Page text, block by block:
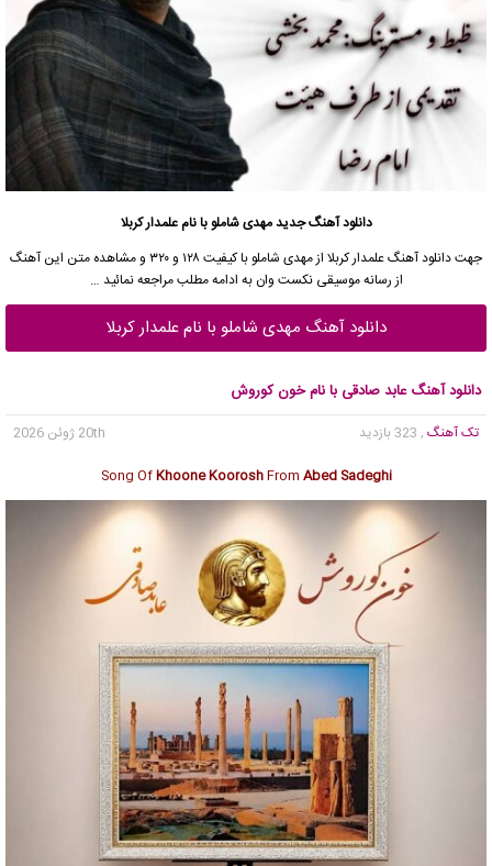
دانلود آهنگ جدید مهدی شاملو با نام علمدار کربلا
جهتدانلود آهنگ
علمدار کربلا از مهدی شاملو با کیفیت ۱۲۸ و ۳۲۰ و مشاهده متن این آهنگ
از رسانه موسیقی نکست وان به ادامه مطلب مراجعه نمائید …
دانلود آهنگ مهدی شاملو با نام علمدار کربلا
دانلود آهنگ عابد صادقی با نام خون کوروش
تک آهنگ , 323 بازدید
20th ژوئن 2026
Song OfKhoone KooroshFrom Abed Sadeghi